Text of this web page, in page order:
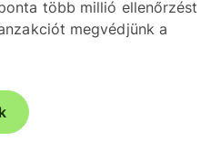
több millió ellenőrzést
megvédjünk a